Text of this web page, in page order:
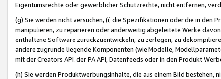
Eigentumsrechte oder gewerblicher Schutzrechte, nicht entfernen,
(g) Sie werden nicht versuchen, (i) die Spezifikationen oder die in
manipulieren, zu reparieren oder anderweitig abgeleitete Werke
enthaltene Software zurückzuentwickeln, zu zerlegen, zu
andere zugrunde liegende Komponenten (wie Modelle,
mit der Creators API, der PA API, Datenfeeds oder in den Produkt
(h) Sie werden Produktwerbungsinhalte, die aus einem Bild bestehen,